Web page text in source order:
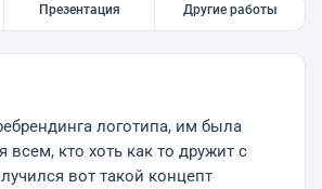
Презентация Другие работы
логотипа, им была
всем, кто хоть как то дружит с
вот такой концепт